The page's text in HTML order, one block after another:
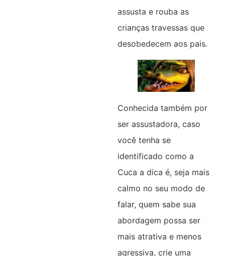
assusta e rouba as
crianças travessas que
desobedecem aos pais.
Conhecida também por
ser assustadora, caso
você tenha se
identificado como a
Cuca a dica é, seja mais
calmo no seu modo de
falar, quem sabe sua
abordagem possa ser
mais atrativa e menos
agressiva, crie uma